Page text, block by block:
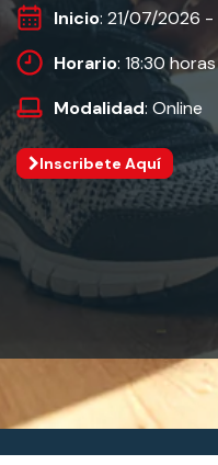
Inicio: 21/07/2026 -
Horario: 18:30 horas
Modalidad: Online
Inscribete Aquí